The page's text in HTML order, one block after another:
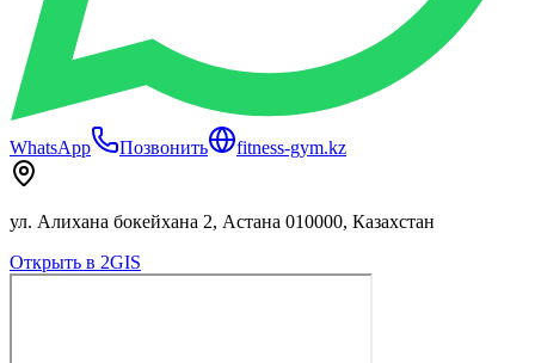
WhatsApp Позвонить fitness-gym.kz
ул. Алихана бокейхана 2, Астана 010000, Казахстан
Открыть в 2GIS